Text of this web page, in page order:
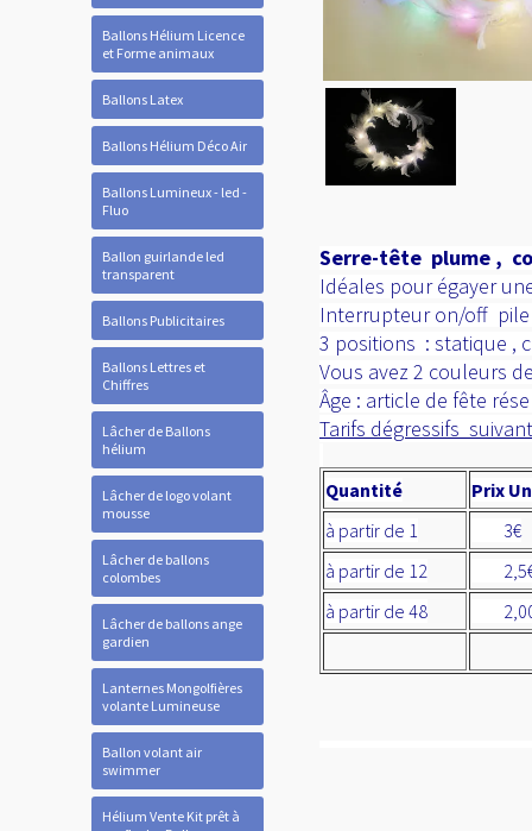
Ballons Hélium Licence
et Forme animaux
Ballons Latex
Ballons Hélium Déco Air
Ballons Lumineux - led -
Fluo
Ballon guirlande led
transparent
Ballons Publicitaires
Ballons Lettres et
Chiffres
Lâcher de Ballons
hélium
Lâcher de logo volant
mousse
Lâcher de ballons
colombes
Lâcher de ballons ange
gardien
Lanternes Mongolfières
volante Lumineuse
Ballon volant air
swimmer
Hélium Vente Kit prêt à
Serre-tête plume ,
Idéales pour égayer
Interrupteur on/off
3 positions : statique ,
Vous avez 2 couleurs
Âge : article de fête
Tarifs dégressifs
Quantité
Prix
à partir de 1
3€
à partir de 12
à partir de 48